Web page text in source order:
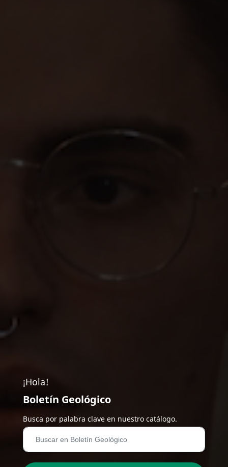
¡Hola!
Boletín Geológico
Busca por palabra clave en nuestro catálogo.